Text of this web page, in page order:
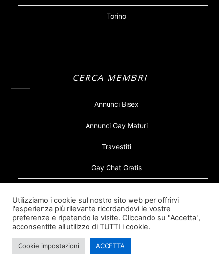
Torino
CERCA MEMBRI
Annunci Bisex
Annunci Gay Maturi
Travestiti
Gay Chat Gratis
Sugar Daddy Gay
Utilizziamo i cookie sul nostro sito web per offrirvi
l'esperienza più rilevante ricordandovi le vostre
preferenze e ripetendo le visite. Cliccando su "Accetta",
acconsentite all'utilizzo di TUTTI i cookie.
Cookie impostazioni ACCETTA